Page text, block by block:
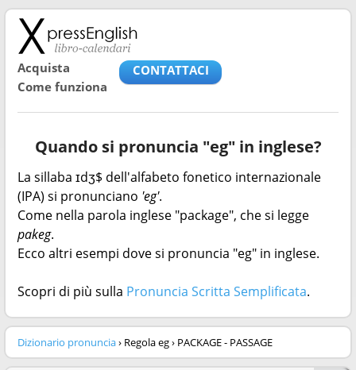
Acquista
Come funziona
CONTATTACI
Quando si pronuncia "eg" in inglese?
La sillaba ɪdʒ$ dell'alfabeto fonetico internazionale
(IPA) si pronunciano 'eg'.
Come nella parola inglese "package", che si legge
pakeg.
Ecco altri esempi dove si pronuncia "eg" in inglese.
Scopri di più sulla Pronuncia Scritta Semplificata.
Dizionario pronuncia› Regola eg › PACKAGE - PASSAGE